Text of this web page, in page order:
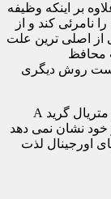
بر اینکه وظیفه
نامرئی کند و از
از اصلی ترین علت
محافظ
است روش دیگری
4-عدم تغییر رنگ تصاویر محافظ صفحه ای که از متریال گرید A
خود نشان نمی دهد
اورجینال لذت